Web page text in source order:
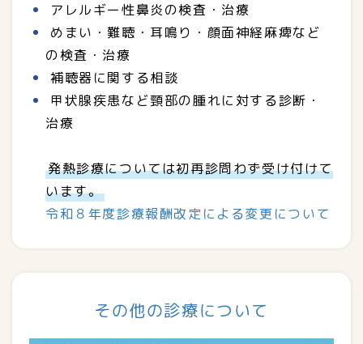
アレルギー性鼻炎の検査・治療
めまい・難聴・耳鳴り・顔面神経麻痺など
の検査・治療
補聴器に関する相談
甲状腺疾患など頸部の腫れに対する診断・
治療
発熱診療については初再診問わず受け付けて
います。
令和８年度診療報酬改定による変更について
その他の診療について